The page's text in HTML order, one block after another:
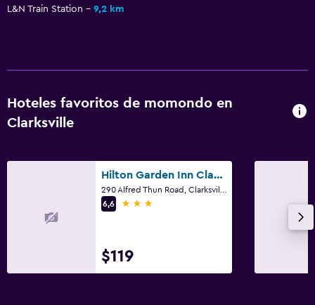
Servicios y facilidades
L&N Train Station
9,2 km
Hoteles favoritos de momondo en
Clarksville
Hilton Garden Inn Clarksville
6,6
3 estrellas
$119